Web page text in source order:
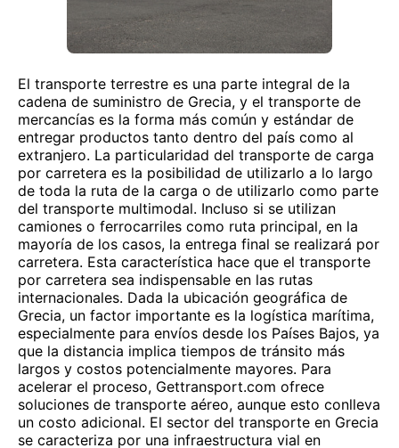
El transporte terrestre es una parte integral de la
cadena de suministro de Grecia, y el transporte de
mercancías es la forma más común y estándar de
entregar productos tanto dentro del país como al
extranjero. La particularidad del transporte de carga
por carretera es la posibilidad de utilizarlo a lo largo
de toda la ruta de la carga o de utilizarlo como parte
del transporte multimodal. Incluso si se utilizan
camiones o ferrocarriles como ruta principal, en la
mayoría de los casos, la entrega final se realizará por
carretera. Esta característica hace que el transporte
por carretera sea indispensable en las rutas
internacionales. Dada la ubicación geográfica de
Grecia, un factor importante es la logística marítima,
especialmente para envíos desde los Países Bajos, ya
que la distancia implica tiempos de tránsito más
largos y costos potencialmente mayores. Para
acelerar el proceso, Gettransport.com ofrece
soluciones de transporte aéreo, aunque esto conlleva
un costo adicional. El sector del transporte en Grecia
se caracteriza por una infraestructura vial en